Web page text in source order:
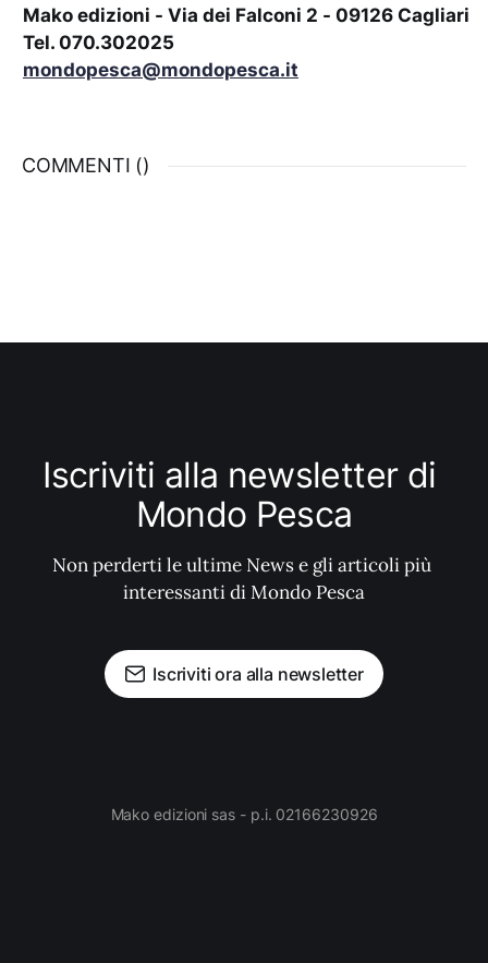
Mako edizioni - Via dei Falconi 2 - 09126 Cagliari
Tel. 070.302025
mondopesca@mondopesca.it
COMMENTI ()
Iscriviti alla newsletter di
Mondo Pesca
Non perderti le ultime News e gli articoli più
interessanti di Mondo Pesca
Iscriviti ora alla newsletter
Mako edizioni sas - p.i. 02166230926